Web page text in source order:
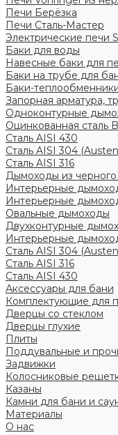
Печи Берёзка
Печи Сталь-Мастер
Электрические печи
Баки для воды
Навесные баки для
Баки на трубе для
Баки-
Запорная арматура,
Одноконтурные
Оцинкованная сталь
Сталь AISI 430
Сталь AISI 304
Сталь AISI 316
Дымоходы из черного
Интерьерные
Интерьерные
Овальные дымоходы
Двухконтурные
Интерьерные
Сталь AISI 304
Сталь AISI 316
Сталь AISI 430
Аксессуары для бани
Комплектующие для
Дверцы со стеклом
Дверцы глухие
Плиты
Поддувальные и
Задвижки
Колосниковые
Казаны
Камни для бани и
Материалы
О нас